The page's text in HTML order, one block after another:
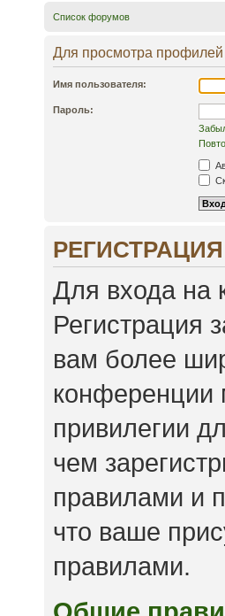
Список форумов
Для просмотра
Имя пользователя:
Пароль:
РЕГИСТРАЦИЯ
Для входа на
Регистрация
вам более
конференции
привилегии
чем
правилами и
что ваше
правилами.